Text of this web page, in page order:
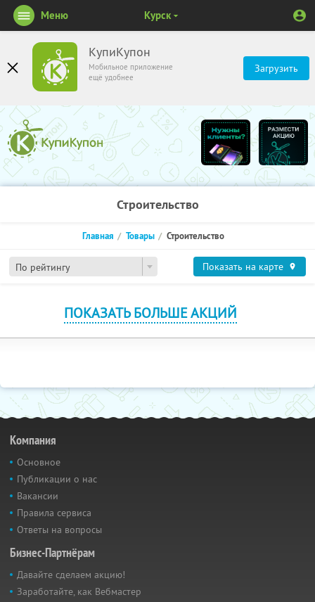
КупиКупон
Мобильное приложение
ещё удобнее
Загрузить
Меню Курск
Строительство
По рейтингу
Главная Товары Строительство
Показать на карте
ПОКАЗАТЬ БОЛЬШЕ АКЦИЙ
Компания
Основное
Публикации о нас
Вакансии
Правила сервиса
Ответы на вопросы
Бизнес-Партнёрам
Давайте сделаем акцию!
Заработайте, как Вебмастер